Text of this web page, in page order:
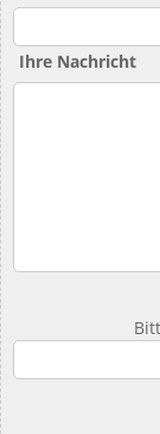
Ihre Nachricht